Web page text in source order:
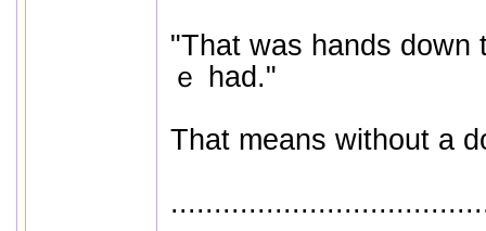
"That was hands down
ｅ had."
That means without a